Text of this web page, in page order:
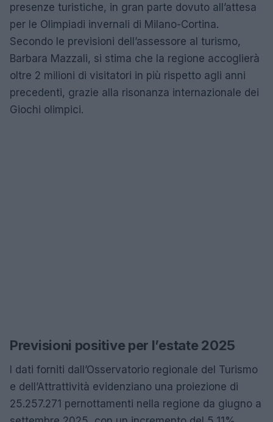
presenze turistiche, in gran parte dovuto all’attesa
per le Olimpiadi invernali di Milano-Cortina.
Secondo le previsioni dell’assessore al turismo,
Barbara Mazzali, si stima che la regione accoglierà
oltre 2 milioni di visitatori in più rispetto agli anni
precedenti, grazie alla risonanza internazionale dei
Giochi olimpici.
Previsioni positive per l’estate 2025
I dati forniti dall’Osservatorio regionale del Turismo
e dell’Attrattività evidenziano una proiezione di
25.257.271 pernottamenti nella regione da giugno a